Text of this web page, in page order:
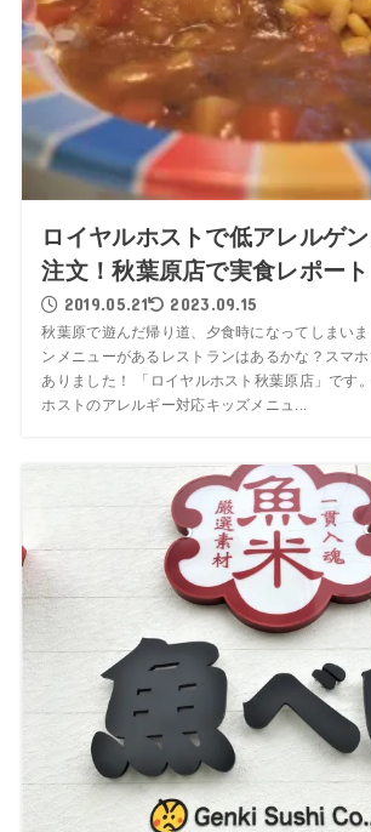
ロイヤルホストで低アレルゲ
注文！秋葉原店で実食レポート
2019.05.21 2023.09.15
秋葉原で遊んだ帰り道、夕食時になってしまい
ンメニューがあるレストランはあるかな？スマホ
ありました！ 「ロイヤルホスト秋葉原店」です
ホストのアレルギー対応キッズメニュ...